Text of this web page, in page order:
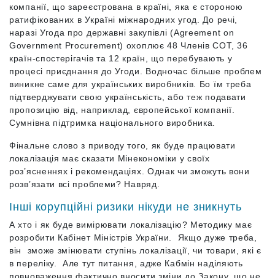
компанії, що зареєстрована в країні, яка є стороною
ратифікованих в Україні міжнародних угод. До речі,
наразі Угода про державні закупівлі (Agreement on
Government Procurement) охоплює 48 Членів СОТ, 36
країн-спостерігачів та 12 країн, що перебувають у
процесі приєднання до Угоди. Водночас більше проблем
виникне саме для українських виробників. Бо їм треба
підтверджувати свою українськість, або теж подавати
пропозицію від, наприклад, європейської компанії.
Сумнівна підтримка національного виробника.
Фінальне слово з приводу того, як буде працювати
локалізація має сказати Мінекономіки у своїх
роз’ясненнях і рекомендаціях. Однак чи зможуть вони
розв’язати всі проблеми? Навряд.
Інші корупційні ризики нікуди не зникнуть
А хто і як буде вимірювати локалізацію? Методику має
розробити Кабінет Міністрів України. Якщо дуже треба,
він зможе змінювати ступінь локалізації, чи товари, які є
в переліку. Але тут питання, адже Кабмін наділяють